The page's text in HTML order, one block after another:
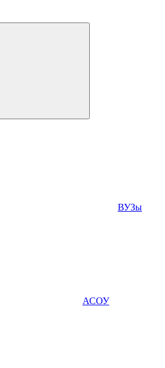
ВУЗы
АСОУ